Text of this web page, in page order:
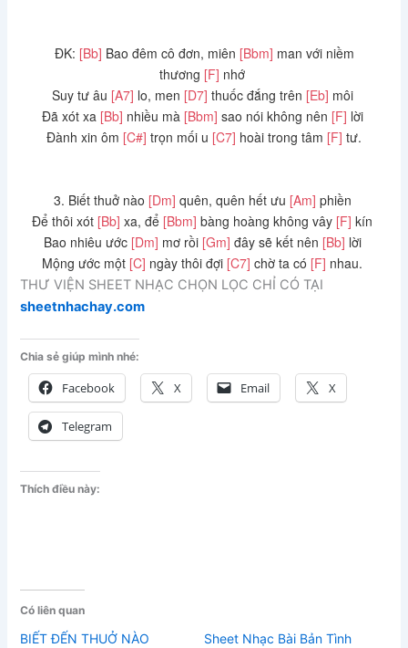
ĐK: [Bb] Bao đêm cô đơn, miên [Bbm] man với niềm
thương [F] nhớ
Suy tư âu [A7] lo, men [D7] thuốc đắng trên [Eb] môi
Đã xót xa [Bb] nhiều mà [Bbm] sao nói không nên [F] lời
Đành xin ôm [C#] trọn mối u [C7] hoài trong tâm [F] tư.
3. Biết thuở nào [Dm] quên, quên hết ưu [Am] phiền
Để thôi xót [Bb] xa, để [Bbm] bàng hoàng không vây [F] kín
Bao nhiêu ước [Dm] mơ rồi [Gm] đây sẽ kết nên [Bb] lời
Mộng ước một [C] ngày thôi đợi [C7] chờ ta có [F] nhau.
THƯ VIỆN SHEET NHẠC CHỌN LỌC CHỈ CÓ TẠI
sheetnhachay.com
Chia sẻ giúp mình nhé:
Facebook X Email X
Telegram
Thích điều này:
Có liên quan
BIẾT ĐẾN THUỞ NÀO
Sheet Nhạc Bài Bản Tình